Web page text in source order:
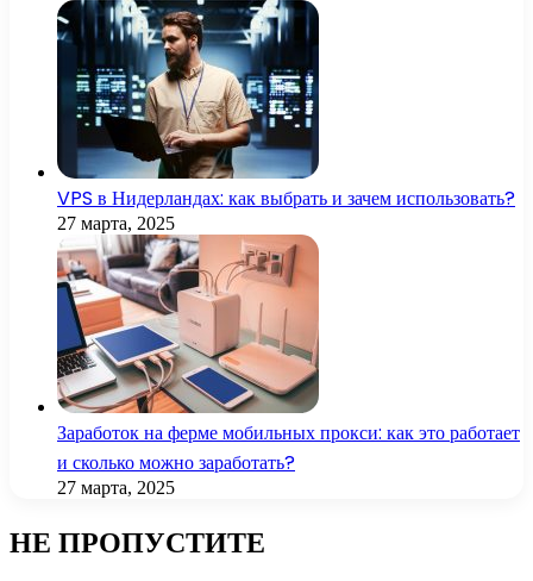
VPS в Нидерландах: как выбрать и зачем использовать?
27 марта, 2025
Заработок на ферме мобильных прокси: как это работает
и сколько можно заработать?
27 марта, 2025
НЕ ПРОПУСТИТЕ